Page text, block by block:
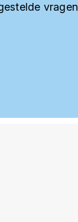
vragen